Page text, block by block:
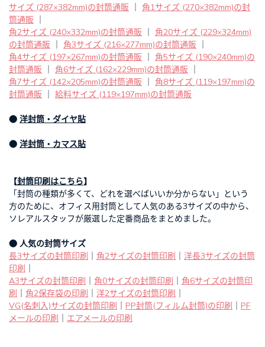
サイズ (287×382mm)の封筒通販
角1サイズ (270×382mm)の封
筒通販
角2サイズ (240×332mm)の封筒通販
角20サイズ (229×324mm)
の封筒通販
角3サイズ (216×277mm)の封筒通販
角4サイズ (197×267mm)の封筒通販
角5サイズ (190×240mm)の
封筒通販
角6サイズ (162×229mm)の封筒通販
角7サイズ (142×205mm)の封筒通販
角8サイズ (119×197mm)の
封筒通販
給料サイズ (119×197mm)の封筒通販
● 洋封筒・ダイヤ貼
● 洋封筒・カマス貼
【封筒印刷はこちら】
「封筒の種類が多くて、どれを選べばいいか分からない」という
方のために、オフィス用封筒として人気のある3サイズの中から、
ソレアルスタッフが厳選した定番商品をまとめました。
● 人気の封筒サイズ
長3サイズの封筒印刷
角2サイズの封筒印刷
洋長3サイズの封筒
印刷
A3サイズの封筒印刷
角0サイズの封筒印刷
角6サイズの封筒印
刷
角2保存袋の印刷 洋2サイズの封筒印刷
VG(名刺入)サイズの封筒印刷
PP封筒(フィルム封筒)の印刷
PF
メールの印刷
エアメールの印刷